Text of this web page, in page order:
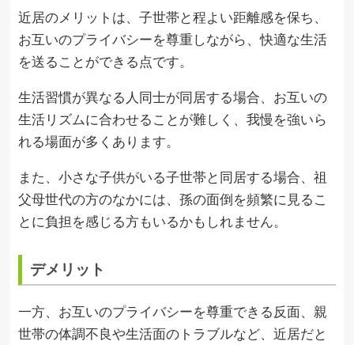
近居のメリットは、子世帯と程よい距離感を保ち、
お互いのプライバシーを尊重しながら、快適な生活
を送ることができる点です。
生活習慣が異なる人同士が同居する場合、お互いの
生活リズムに合わせることが難しく、我慢を強いら
れる場面が多くあります。
また、小さな子供がいる子世帯と同居する場合、祖
父母世代の方のなかには、孫の面倒を頻繁に見るこ
とに負担を感じる方もいるかもしれません。
デメリット
一方、お互いのプライバシーを尊重できる反面、親
世帯の体調不良や生活面のトラブルなど、近居だと